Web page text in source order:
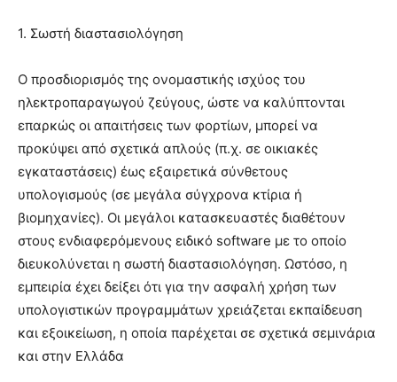
1. Σωστή διαστασιολόγηση
Ο προσδιορισμός της ονομαστικής ισχύος του
ηλεκτροπαραγωγού ζεύγους, ώστε να καλύπτονται
επαρκώς οι απαιτήσεις των φορτίων, μπορεί να
προκύψει από σχετικά απλούς (π.χ. σε οικιακές
εγκαταστάσεις) έως εξαιρετικά σύνθετους
υπολογισμούς (σε μεγάλα σύγχρονα κτίρια ή
βιομηχανίες). Οι μεγάλοι κατασκευαστές διαθέτουν
στους ενδιαφερόμενους ειδικό software με το οποίο
διευκολύνεται η σωστή διαστασιολόγηση. Ωστόσο, η
εμπειρία έχει δείξει ότι για την ασφαλή χρήση των
υπολογιστικών προγραμμάτων χρειάζεται εκπαίδευση
και εξοικείωση, η οποία παρέχεται σε σχετικά σεμινάρια
και στην Ελλάδα